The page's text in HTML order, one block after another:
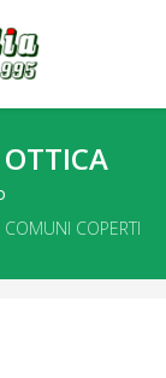
COMUNI COPERTI